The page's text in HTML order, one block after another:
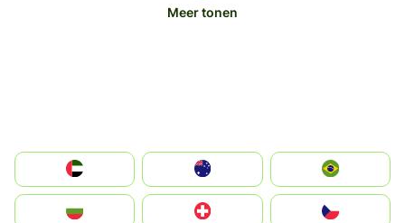
Meer tonen
الإمارات العربية المتحدة
Switzerland